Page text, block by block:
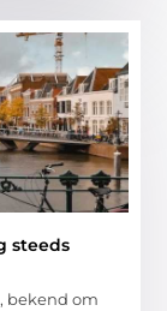
steeds
bekend om